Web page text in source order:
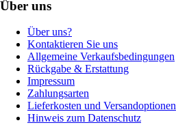
Über uns
Über uns?
Kontaktieren Sie uns
Allgemeine Verkaufsbedingungen
Rückgabe & Erstattung
Impressum
Zahlungsarten
Lieferkosten und Versandoptionen
Hinweis zum Datenschutz